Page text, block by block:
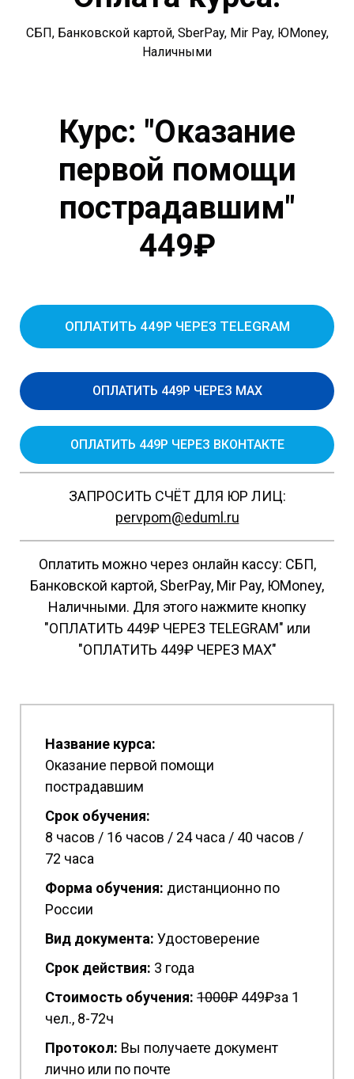
СБП, Банковской картой, SberPay, Mir Pay, ЮMoney,
Наличными
Курс: "Оказание
первой помощи
пострадавшим"
449₽
ОПЛАТИТЬ 449Р ЧЕРЕЗ TELEGRAM
ОПЛАТИТЬ 449Р ЧЕРЕЗ MAX
ОПЛАТИТЬ 449Р ЧЕРЕЗ ВКОНТАКТЕ
ЗАПРОСИТЬ СЧЁТ ДЛЯ ЮР ЛИЦ:
pervpom@eduml.ru
Оплатить можно через онлайн кассу: СБП,
Банковской картой, SberPay, Mir Pay, ЮMoney,
Наличными. Для этого нажмите кнопку
"ОПЛАТИТЬ 449₽ ЧЕРЕЗ TELEGRAM" или
"ОПЛАТИТЬ 449₽ ЧЕРЕЗ MAX"
Название курса:
Оказание первой помощи
пострадавшим
Срок обучения:
8 часов / 16 часов / 24 часа / 40 часов /
72 часа
Форма обучения: дистанционно по
России
Вид документа: Удостоверение
Срок действия: 3 года
Стоимость обучения: 1000₽ 449₽за 1
чел., 8-72ч
Протокол: Вы получаете документ
лично или по почте